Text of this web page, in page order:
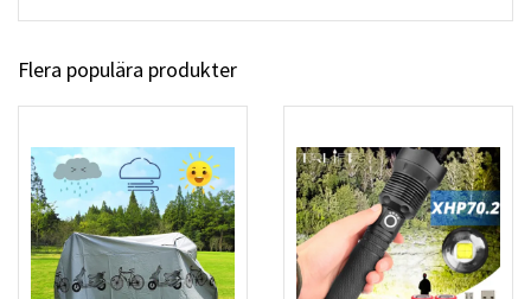
Flera populära produkter